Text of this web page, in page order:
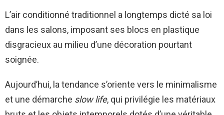
L’air conditionné traditionnel a longtemps dicté sa loi
dans les salons, imposant ses blocs en plastique
disgracieux au milieu d’une décoration pourtant
soignée.
Aujourd’hui, la tendance s’oriente vers le minimalisme
et une démarche slow life, qui privilégie les matériaux